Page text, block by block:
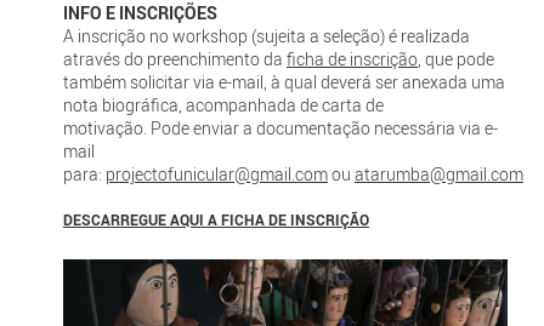
INFO E INSCRIÇÕES
A inscrição no workshop (sujeita a seleção) é realizada
através do preenchimento da ficha de inscrição, que pode
também solicitar via e-mail, à qual deverá ser anexada uma
nota biográfica, acompanhada de carta de
motivação. Pode enviar a documentação necessária via e-
mail
para: projectofunicular@gmail.comou atarumba@gmail.com
DESCARREGUE AQUI A FICHA DE INSCRIÇÃO